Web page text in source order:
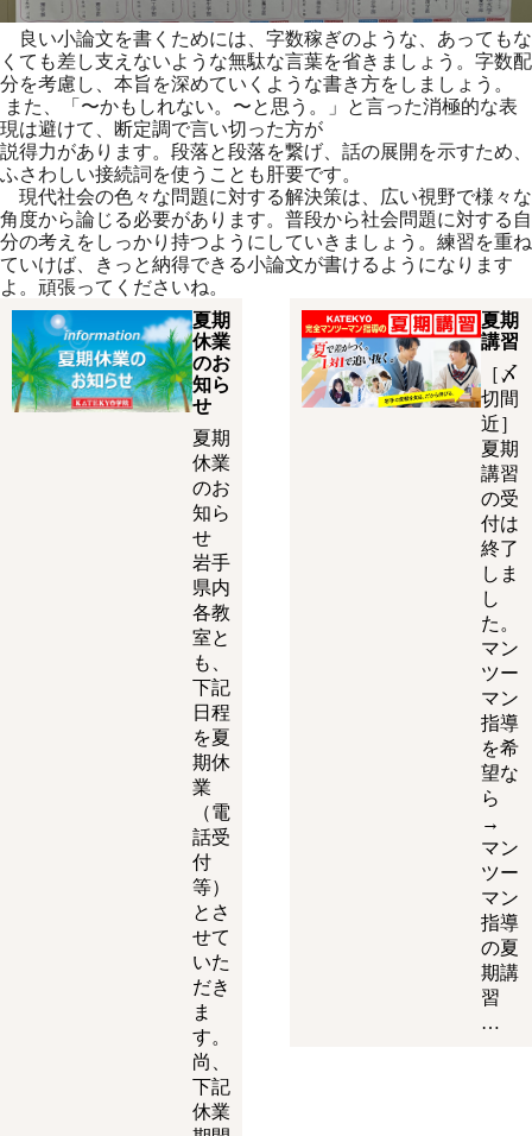
良い小論文を書くためには、字数稼ぎのような、あってもな
くても差し支えないような無駄な言葉を省きましょう。字数配
分を考慮し、本旨を深めていくような書き方をしましょう。
また、「〜かもしれない。〜と思う。」と言った消極的な表
現は避けて、断定調で言い切った方が
説得力があります。段落と段落を繋げ、話の展開を示すため、
ふさわしい接続詞を使うことも肝要です。
現代社会の色々な問題に対する解決策は、広い視野で様々な
角度から論じる必要があります。普段から社会問題に対する自
分の考えをしっかり持つようにしていきましょう。練習を重ね
ていけば、きっと納得できる小論文が書けるようになります
よ。頑張ってくださいね。
夏期
休業
のお
知ら
せ
夏期
休業
のお
知ら
せ
岩手
県内
各教
室と
も、
下記
日程
を夏
期休
業
（電
話受
付
等）
とさ
せて
いた
だき
ま
す。
尚、
下記
休業
夏期
講習
［〆
切間
近］
夏期
講習
の受
付は
終了
しま
し
た。
マン
ツー
マン
指導
を希
望な
ら
→
マン
ツー
マン
指導
の夏
期講
習
…